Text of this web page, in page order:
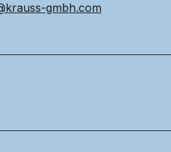
gmbh.com